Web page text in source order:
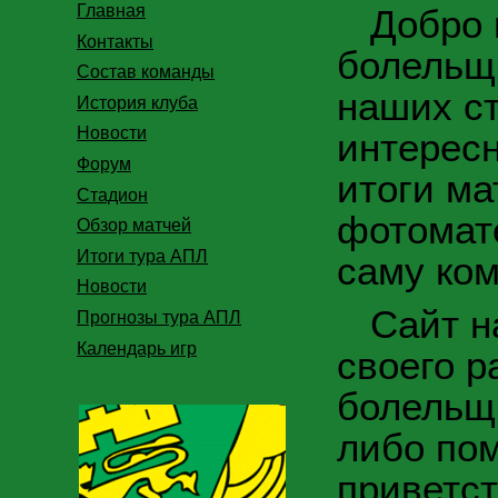
Главная
Контакты
Состав команды
История клуба
Новости
Форум
Стадион
Обзор матчей
Итоги тура АПЛ
Новости
Прогнозы тура АПЛ
Календарь игр
Добро
наших
итоги
саму
Сайт
своего
либо